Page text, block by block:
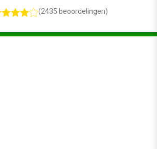
(2435 beoordelingen)